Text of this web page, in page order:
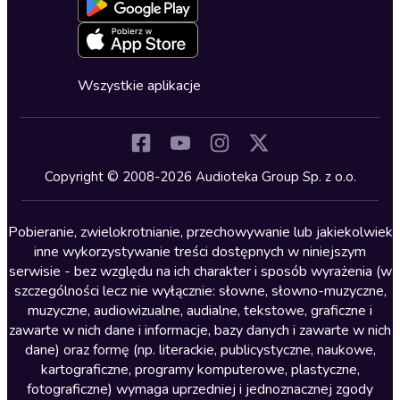
Kryminały
Lektury szkolne
Literatura anglojęzyczna
Literatura faktu
Literatura obyczajowa
Literatura piękna obca
Literatura piękna polska
Nagrania relaksacyjne
Deklaracja dostępności
Oferta dla firm i bibliotek
Zapowiedzi
Cykle audiobooków
Wszystkie aplikacje
Copyright © 2008-2026 Audioteka Group Sp. z o.o.
Pobieranie, zwielokrotnianie, przechowywanie lub jakiekolwiek
inne wykorzystywanie treści dostępnych w niniejszym
serwisie - bez względu na ich charakter i sposób wyrażenia (w
szczególności lecz nie wyłącznie: słowne, słowno-muzyczne,
muzyczne, audiowizualne, audialne, tekstowe, graficzne i
zawarte w nich dane i informacje, bazy danych i zawarte w nich
dane) oraz formę (np. literackie, publicystyczne, naukowe,
kartograficzne, programy komputerowe, plastyczne,
fotograficzne) wymaga uprzedniej i jednoznacznej zgody